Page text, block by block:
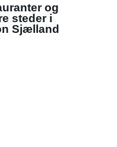
og
steder i
Sjælland